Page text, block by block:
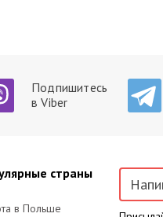
Подпишитесь
в Viber
страны
в Польше